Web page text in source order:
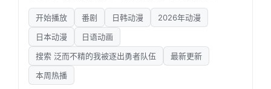
开始播放 番剧 日韩动漫
2026年动漫
日本动漫
日语动画
搜索 泛而不精的我被逐出勇者队伍
最新更新
本周热播